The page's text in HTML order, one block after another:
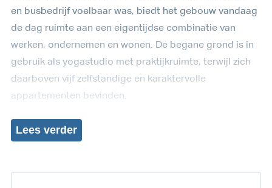
en busbedrijf voelbaar was, biedt het gebouw vandaag
de dag ruimte aan een eigentijdse combinatie van
werken, ondernemen en wonen. De begane grond is in
gebruik als yogastudio met praktijkruimte, terwijl zich
daarboven vijf zelfstandige en karaktervolle
appartementen bevinden.
Leesverder